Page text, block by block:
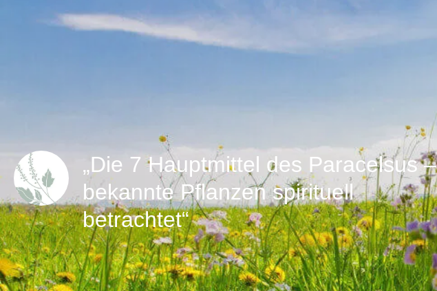
„Die 7 Hauptmittel des Paracelsus –
bekannte Pflanzen spirituell
betrachtet“
Profil